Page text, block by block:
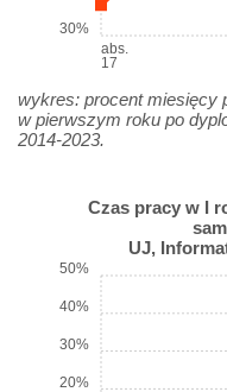
abs.
17
30%
wykres: procent miesięcy
w pierwszym roku po
2014-2023.
Czas pracy w I
UJ,
20%
30%
40%
50%